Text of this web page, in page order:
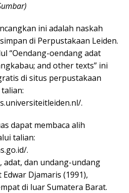
ini adalah naskah
di Perpustakaan Leiden.
“Oendang-oendang adat
and other texts” ini
di situs perpustakaan
.
dapat membaca alih
talian:
.
adat, dan undang-undang
Djamaris (1991),
di luar Sumatera Barat.